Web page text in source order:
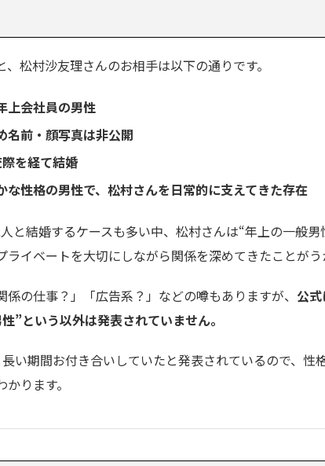
、松村沙友理さんのお相手は以下の通りです。
上会社員の男性
名前・顔写真は非公開
を経て結婚
な性格の男性で、松村さんを日常的に支えてきた存在
と結婚するケースも多い中、松村さんは“年上の一般男
ライベートを大切にしながら関係を深めてきたことがう
係の仕事？」「広告系？」などの噂もありますが、 公
”という以外は発表されていません。
い期間お付き合いしていたと発表されているので、性
ります。